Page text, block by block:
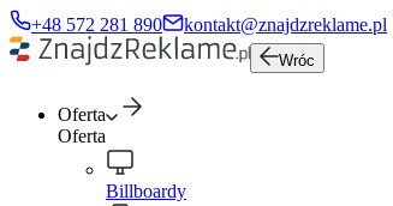
+48 572 281 890 kontakt@znajdzreklame.pl
Wróc
Oferta
Oferta
Billboardy